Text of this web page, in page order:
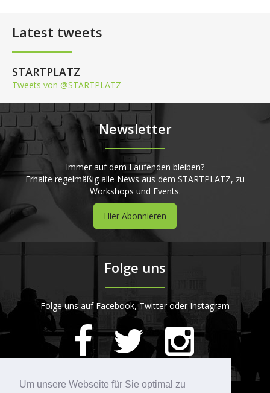
Um unsere Webseite für Sie optimal zu
Latest tweets
STARTPLATZ
Tweets von @STARTPLATZ
Newsletter
Immer auf dem Laufenden bleiben?
Erhalte regelmäßig alle News aus dem STARTPLATZ, zu
Workshops und Events.
Hier Abonnieren
Folge uns
Folge uns auf Facebook, Twitter oder Instagram
420Bewertungen auf ProvenExpert.com